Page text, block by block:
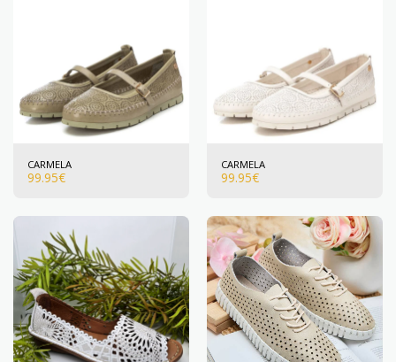
CARMELA
99.95€
CARMELA
99.95€